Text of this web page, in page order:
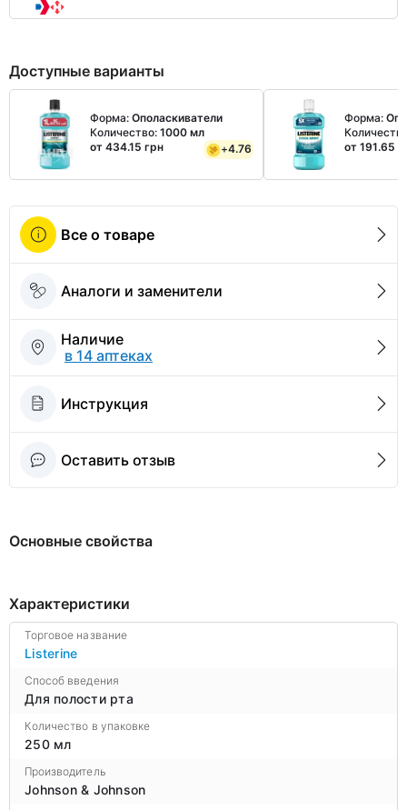
Доступные варианты
Форма: Ополаскиватели
Количество: 1000 мл
от 434.15 грн
+4.76
Форма:
от 191.65
Все о товаре
Аналоги и заменители
Наличие
в 14 аптеках
Инструкция
Оставить отзыв
Основные свойства
Характеристики
Торговое название
Listerine
Способ введения
Для полости рта
Количество в упаковке
250 мл
Производитель
Johnson & Johnson